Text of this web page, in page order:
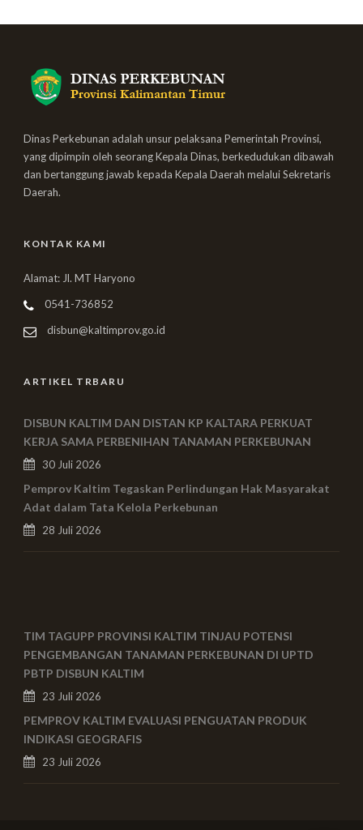
Dinas Perkebunan adalah unsur pelaksana Pemerintah Provinsi,
yang dipimpin oleh seorang Kepala Dinas, berkedudukan dibawah
dan bertanggung jawab kepada Kepala Daerah melalui Sekretaris
Daerah.
KONTAK KAMI
Alamat: Jl. MT Haryono
0541-736852
disbun@kaltimprov.go.id
ARTIKEL TRBARU
DISBUN KALTIM DAN DISTAN KP KALTARA PERKUAT
KERJA SAMA PERBENIHAN TANAMAN PERKEBUNAN
30 Juli 2026
Pemprov Kaltim Tegaskan Perlindungan Hak Masyarakat
Adat dalam Tata Kelola Perkebunan
28 Juli 2026
TIM TAGUPP PROVINSI KALTIM TINJAU POTENSI
PENGEMBANGAN TANAMAN PERKEBUNAN DI UPTD
PBTP DISBUN KALTIM
23 Juli 2026
PEMPROV KALTIM EVALUASI PENGUATAN PRODUK
INDIKASI GEOGRAFIS
23 Juli 2026